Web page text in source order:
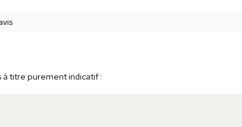
à titre purement indicatif :